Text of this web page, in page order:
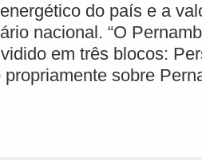
do país e a
nacional. “O
em três blocos:
sobre